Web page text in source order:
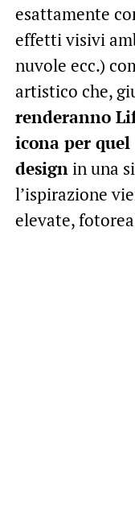
esattamente
effetti visivi
nuvole ecc.)
artistico che,
renderanno
icona per
designin una
l’ispirazione
elevate,